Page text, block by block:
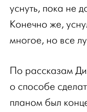
уснуть, пока не
Конечно же,
многое, но все
По рассказам
о способе
планом был